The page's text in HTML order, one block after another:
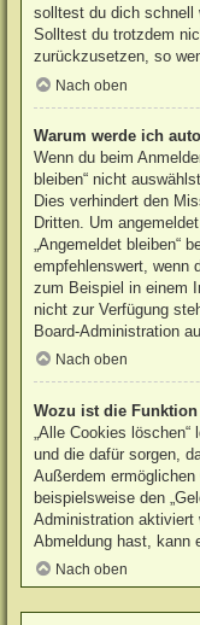
solltest du dich schnell
Solltest du trotzdem
zurückzusetzen, so
Nach oben
Warum werde ich
Wenn du beim
bleiben“ nicht
Dies verhindert den
Dritten. Um
„Angemeldet bleiben“
empfehlenswert, wenn
zum Beispiel in einem
nicht zur Verfügung
Board-Administration
Nach oben
Wozu ist die
„Alle Cookies
und die dafür sorgen,
Außerdem
beispielsweise den
Administration aktiviert
Abmeldung hast, kann
Nach oben